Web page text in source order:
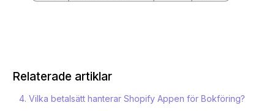
Relaterade artiklar
4. Vilka betalsätt hanterar Shopify Appen för Bokföring?